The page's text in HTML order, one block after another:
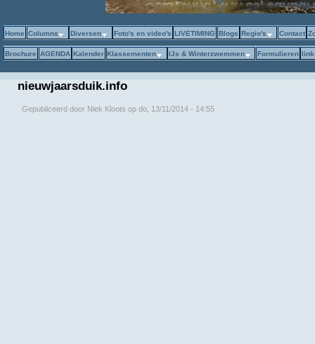
Home Columns Diversen Foto's en video's LIVETIMING Blogs Regio's Contact
Brochure AGENDA Kalender Klassementen IJs & Winterzwemmen Formulieren
nieuwjaarsduik.info
Gepubliceerd door Niek Kloots op do, 13/11/2014 - 14:55